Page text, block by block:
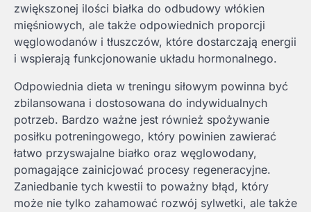
zwiększonej ilości białka do odbudowy włókien
mięśniowych, ale także odpowiednich proporcji
węglowodanów i tłuszczów, które dostarczają energii
i wspierają funkcjonowanie układu hormonalnego.
Odpowiednia dieta w treningu siłowym powinna być
zbilansowana i dostosowana do indywidualnych
potrzeb. Bardzo ważne jest również spożywanie
posiłku potreningowego, który powinien zawierać
łatwo przyswajalne białko oraz węglowodany,
pomagające zainicjować procesy regeneracyjne.
Zaniedbanie tych kwestii to poważny błąd, który
może nie tylko zahamować rozwój sylwetki, ale także